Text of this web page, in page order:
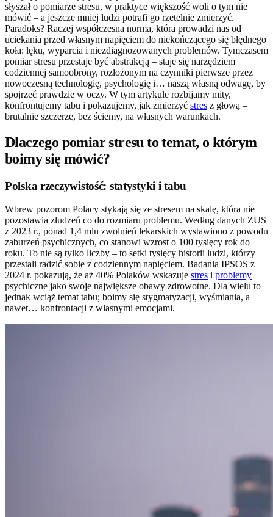
słyszał o pomiarze stresu, w praktyce większość woli o tym nie
mówić – a jeszcze mniej ludzi potrafi go rzetelnie zmierzyć.
Paradoks? Raczej współczesna norma, która prowadzi nas od
uciekania przed własnym napięciem do niekończącego się błędnego
koła: lęku, wyparcia i niezdiagnozowanych problemów. Tymczasem
pomiar stresu przestaje być abstrakcją – staje się narzędziem
codziennej samoobrony, rozłożonym na czynniki pierwsze przez
nowoczesną technologię, psychologię i… naszą własną odwagę, by
spojrzeć prawdzie w oczy. W tym artykule rozbijamy mity,
konfrontujemy tabu i pokazujemy, jak zmierzyć stres z głową –
brutalnie szczerze, bez ściemy, na własnych warunkach.
Dlaczego pomiar stresu to temat, o którym
boimy się mówić?
Polska rzeczywistość: statystyki i tabu
Wbrew pozorom Polacy stykają się ze stresem na skalę, która nie
pozostawia złudzeń co do rozmiaru problemu. Według danych ZUS
z 2023 r., ponad 1,4 mln zwolnień lekarskich wystawiono z powodu
zaburzeń psychicznych, co stanowi wzrost o 100 tysięcy rok do
roku. To nie są tylko liczby – to setki tysięcy historii ludzi, którzy
przestali radzić sobie z codziennym napięciem. Badania IPSOS z
2024 r. pokazują, że aż 40% Polaków wskazuje stres i problemy
psychiczne jako swoje największe obawy zdrowotne. Dla wielu to
jednak wciąż temat tabu; boimy się stygmatyzacji, wyśmiania, a
nawet… konfrontacji z własnymi emocjami.